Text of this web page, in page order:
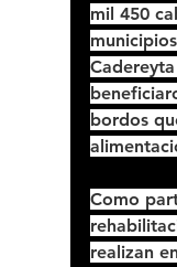
mil 450
bordos
Como
realizan